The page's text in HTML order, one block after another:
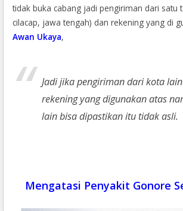
tidak buka cabang jadi pengiriman dari satu
cilacap, jawa tengah) dan rekening yang di
Awan Ukaya,
Jadi jika pengiriman dari kota
rekening yang digunakan atas
lain bisa dipastikan itu tidak asli.
Mengatasi Penyakit Gonore